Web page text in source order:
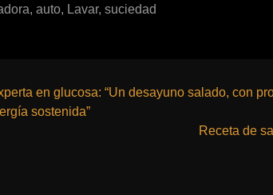
, auto, Lavar, suciedad
en glucosa: “Un desayuno salado, con
sostenida”
Receta de